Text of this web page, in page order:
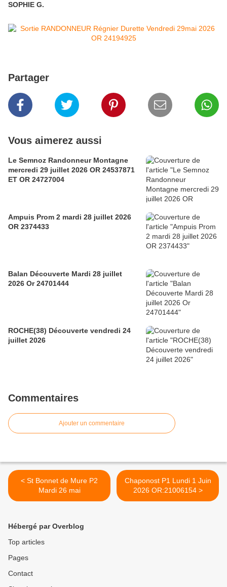
SOPHIE G.
Partager
Vous aimerez aussi
Le Semnoz Randonneur Montagne
mercredi 29 juillet 2026 OR 24537871
ET OR 24727004
Ampuis Prom 2 mardi 28 juillet 2026
OR 2374433
Balan Découverte Mardi 28 juillet
2026 Or 24701444
ROCHE(38) Découverte vendredi 24
juillet 2026
Commentaires
Ajouter un commentaire
< St Bonnet de Mure P2
Mardi 26 mai
Chaponost P1 Lundi 1 Juin
2026 OR:21006154 >
Hébergé par Overblog
Top articles
Pages
Contact